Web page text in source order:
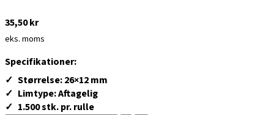
35,50kr
eks. moms
Specifikationer:
Størrelse: 26×12 mm
Limtype: Aftagelig
1.500 stk. pr. rulle